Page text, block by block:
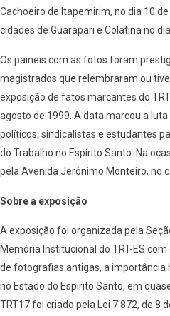
Cachoeiro de Itapemirim, no dia 10
cidades de Guarapari e Colatina no
Os paineis com as fotos foram
magistrados que relembraram ou
exposição de fatos marcantes do
agosto de 1999. A data marcou a
políticos, sindicalistas e estudantes
do Trabalho no Espírito Santo. Na
pela Avenida Jerônimo Monteiro, no
Sobre a exposição
A exposição foi organizada pela
Memória Institucional do TRT-ES
de fotografias antigas, a importância
no Estado do Espírito Santo, em
TRT17 foi criado pela Lei 7.872, de 8